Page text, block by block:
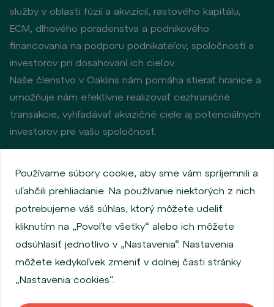
služby v oblasti fúzií a akvizícií, rastového kapitálu,
ECM, dlhového poradenstva a podnikového
financovania na podporu podnikateľov, spoločností a
investorov pri dosahovaní ich cieľov.
Naše členstvo v Oaklins nám pomáha stierať hranice a
umožňuje nám efektívne realizovať cezhraničné
transakcie, vyhľadávať akvizičné ciele aj potenciálnych
investorov pre vašu spoločnosť.
Zásady ochrany osobných údajov
Používanie súborov cookie
Informácie o emitentoch
Zamestnanecký akciový program
Povinne zverejňované informácie
Finančná výkonnosť
Regulation S, Rule 144a
MiFID Information
Disclaimer
Používame súbory cookie, aby sme vám spríjemnili a
uľahčili prehliadanie. Na používanie niektorých z nich
potrebujeme váš súhlas, ktorý môžete udeliť
kliknutím na „Povoľte všetky“ alebo ich môžete
odsúhlasiť jednotlivo v „Nastavenia“. Nastavenia
môžete kedykoľvek zmeniť v dolnej časti stránky
„Nastavenia cookies“.